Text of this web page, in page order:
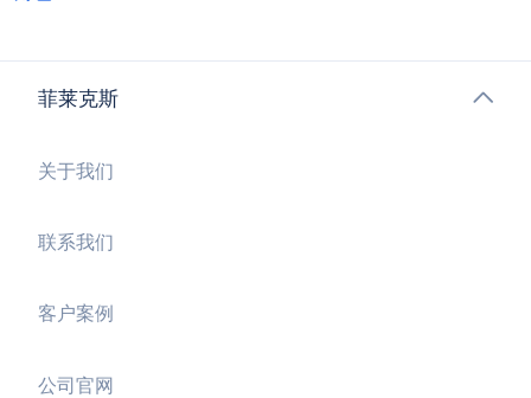
菲莱克斯
关于我们
联系我们
客户案例
公司官网